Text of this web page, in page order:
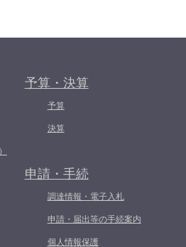
予算・決算
予算
決算
申請・手続
調達情報・電子入札
申請・届出等の手続案内
個人情報保護